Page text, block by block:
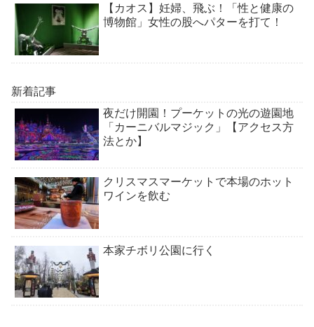
【カオス】妊婦、飛ぶ！「性と健康の
博物館」女性の股へパターを打て！
新着記事
夜だけ開園！プーケットの光の遊園地
「カーニバルマジック」【アクセス方
法とか】
クリスマスマーケットで本場のホット
ワインを飲む
本家チボリ公園に行く